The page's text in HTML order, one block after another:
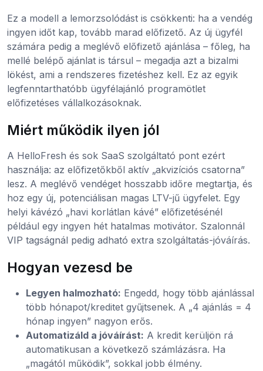
Ez a modell a lemorzsolódást is csökkenti: ha a vendég
ingyen időt kap, tovább marad előfizető. Az új ügyfél
számára pedig a meglévő előfizető ajánlása – főleg, ha
mellé belépő ajánlat is társul – megadja azt a bizalmi
lökést, ami a rendszeres fizetéshez kell. Ez az egyik
legfenntarthatóbb ügyfélajánló programötlet
előfizetéses vállalkozásoknak.
Miért működik ilyen jól
A HelloFresh és sok SaaS szolgáltató pont ezért
használja: az előfizetőkből aktív „akvizíciós csatorna”
lesz. A meglévő vendéget hosszabb időre megtartja, és
hoz egy új, potenciálisan magas LTV-jű ügyfelet. Egy
helyi kávézó „havi korlátlan kávé” előfizetésénél
például egy ingyen hét hatalmas motivátor. Szalonnál
VIP tagságnál pedig adható extra szolgáltatás-jóváírás.
Hogyan vezesd be
Legyen halmozható: Engedd, hogy több ajánlással
több hónapot/kreditet gyűjtsenek. A „4 ajánlás = 4
hónap ingyen” nagyon erős.
Automatizáld a jóváírást: A kredit kerüljön rá
automatikusan a következő számlázásra. Ha
„magától működik”, sokkal jobb élmény.